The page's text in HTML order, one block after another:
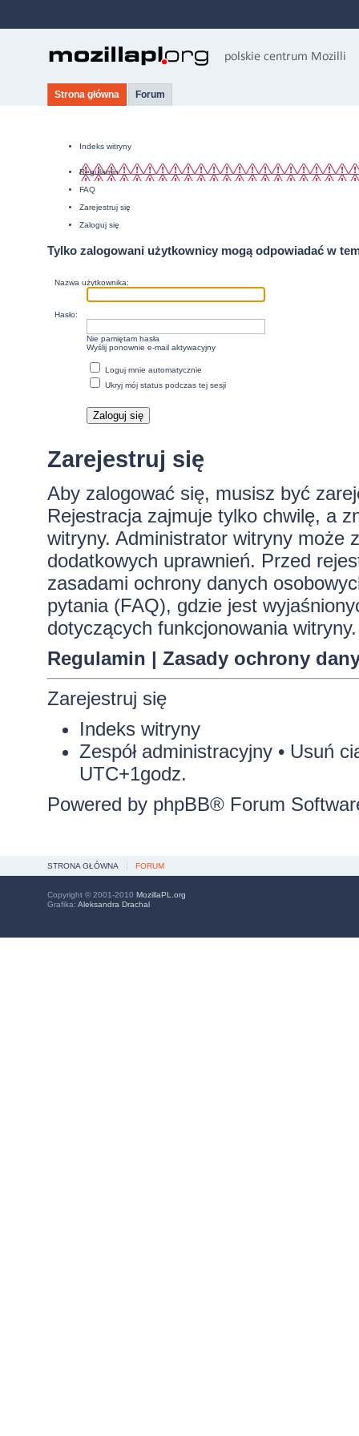
Strona główna Forum
Indeks witryny
Regulamin
FAQ
Zarejestruj się
Zaloguj się
Tylko zalogowani użytkownicy mogą odpowiadać w
Nazwa użytkownika:
Hasło:
Nie pamiętam hasła
Wyślij ponownie e-mail aktywacyjny
Loguj mnie automatycznie
Ukryj mój status podczas tej sesji
Zarejestruj się
Aby zalogować się, musisz być
Rejestracja zajmuje tylko chwilę, a
witryny. Administrator witryny może
dodatkowych uprawnień. Przed
zasadami ochrony danych
pytania (FAQ), gdzie jest
dotyczących funkcjonowania witryny.
Regulamin | Zasady ochrony
Zarejestruj się
Indeks witryny
Zespół administracyjny• Usuń
UTC+1godz.
Powered by phpBB® Forum
STRONA GŁÓWNA FORUM
Copyright © 2001-2010 MozillaPL.org
Grafika: Aleksandra Drachal